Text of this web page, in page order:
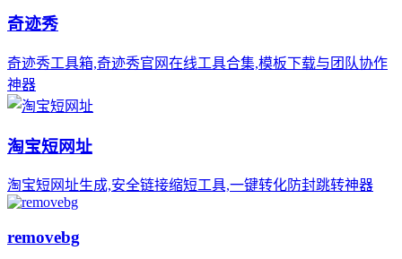
奇迹秀
奇迹秀工具箱,奇迹秀官网在线工具合集,模板下载与团队协作
神器
淘宝短网址
淘宝短网址生成,安全链接缩短工具,一键转化防封跳转神器
removebg